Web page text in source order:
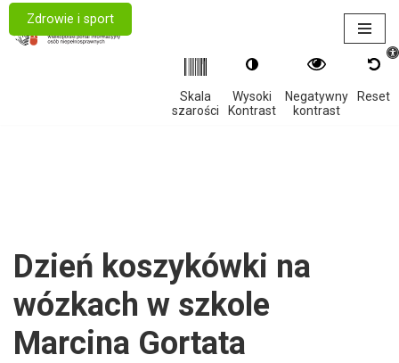
Skala
szarości
Wysoki
Kontrast
Negatywny
kontrast
Reset
Przejdź
Dzień koszykówki na
wózkach w szkole
Marcina Gortata
Zdrowie i sport